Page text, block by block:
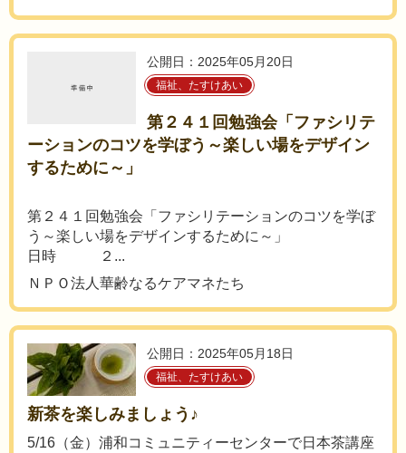
公開日：2025年05月20日
福祉、たすけあい
第２４１回勉強会「ファシリテ
ーションのコツを学ぼう～楽しい場をデザイン
するために～」
第２４１回勉強会「ファシリテーションのコツを学ぼ
う～楽しい場をデザインするために～」
日時 ２...
ＮＰＯ法人華齢なるケアマネたち
公開日：2025年05月18日
福祉、たすけあい
新茶を楽しみましょう♪
5/16（金）浦和コミュニティーセンターで日本茶講座